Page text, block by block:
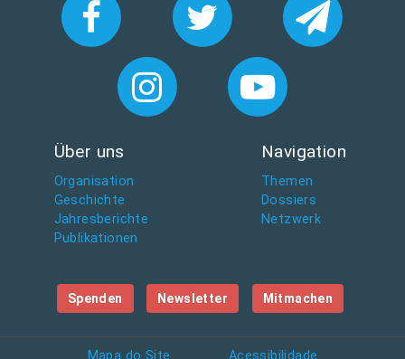
Über uns
Organisation
Geschichte
Jahresberichte
Publikationen
Navigation
Themen
Dossiers
Netzwerk
Spenden Newsletter Mitmachen